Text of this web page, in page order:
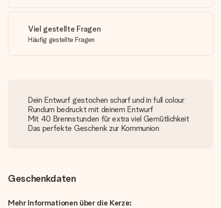
Viel gestellte Fragen
Häufig gestellte Fragen
Dein Entwurf gestochen scharf und in full colour
Rundum bedruckt mit deinem Entwurf
Mit 40 Brennstunden für extra viel Gemütlichkeit
Das perfekte Geschenk zur Kommunion
Geschenkdaten
Mehr Informationen über die Kerze: